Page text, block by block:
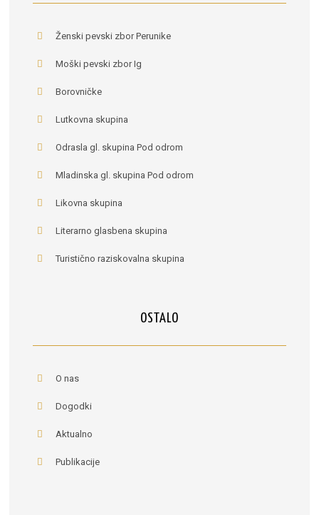
Ženski pevski zbor Perunike
Moški pevski zbor Ig
Borovničke
Lutkovna skupina
Odrasla gl. skupina Pod odrom
Mladinska gl. skupina Pod odrom
Likovna skupina
Literarno glasbena skupina
Turistično raziskovalna skupina
OSTALO
O nas
Dogodki
Aktualno
Publikacije